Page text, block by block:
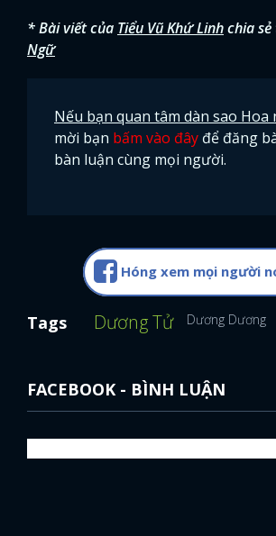
* Bài viết của Tiểu Vũ Khứ Linhchia
Ngữ
Nếu bạn quan tâm dàn sao Hoa
mời bạn bấm vào đây để đăng
bàn luận cùng mọi người.
Hóng xem mọi người
Tags Dương Tử Dương Dương
FACEBOOK - BÌNH LUẬN